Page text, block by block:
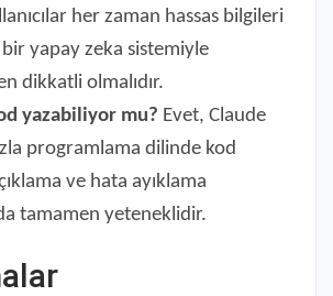
her zaman hassas bilgileri
yapay zeka sistemiyle
dikkatli olmalıdır.
yazabiliyor mu? Evet, Claude
programlama dilinde kod
ve hata ayıklama
tamamen yeteneklidir.